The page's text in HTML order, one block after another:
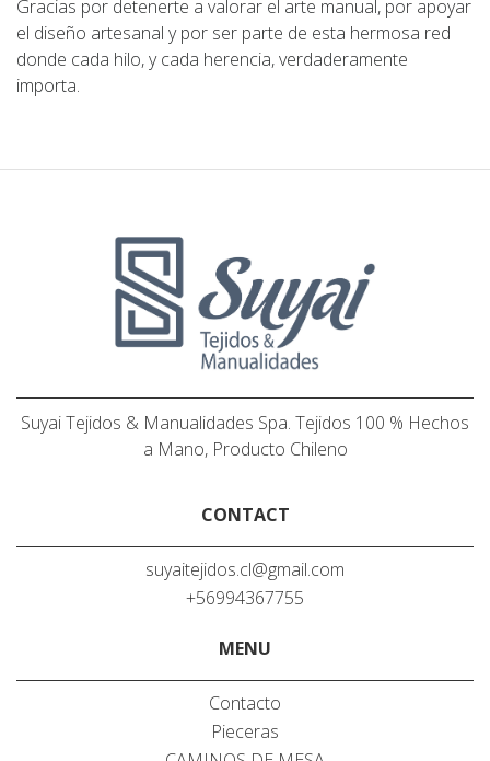
Gracias por detenerte a valorar el arte manual, por apoyar
el diseño artesanal y por ser parte de esta hermosa red
donde cada hilo, y cada herencia, verdaderamente
importa.
Suyai Tejidos & Manualidades Spa. Tejidos 100 % Hechos
a Mano, Producto Chileno
CONTACT
suyaitejidos.cl@gmail.com
+56994367755
MENU
Contacto
Pieceras